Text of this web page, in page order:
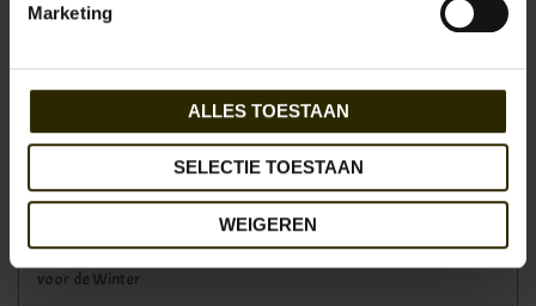
Marketing
ALLES TOESTAAN
SELECTIE TOESTAAN
WEIGEREN
Kick-Off: De Nieuwe Authentic Wear Collectie
Herfst- en Winterkleding: De Favorieten van Urban Bozz
Stijlvolle Vintage Herentassen voor het Herfst- en Winterseizoen
Herleef de Elegante Herenmode uit de Jaren 40: Klassieke Stukken
voor de Winter